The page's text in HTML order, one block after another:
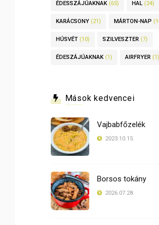
ÉDESSZÁJÚAKNAK (65) HAL (24)
KARÁCSONY (21) MÁRTON-NAP
HÚSVÉT (10) SZILVESZTER (7)
ÉDESZÁJÚAKNAK (1) AIRFRYER (1)
Mások kedvencei
Vajbabfőzelék
2023.10.15.
Borsos tokány
2026.07.28.